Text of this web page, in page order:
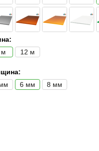
м
12 м
6 мм 8 мм